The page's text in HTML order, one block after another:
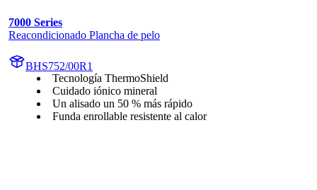
7000 Series
Reacondicionado Plancha de pelo
BHS752/00R1
Tecnología ThermoShield
Cuidado iónico mineral
Un alisado un 50 % más rápido
Funda enrollable resistente al calor